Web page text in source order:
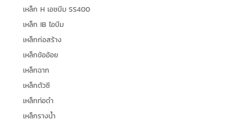
เหล็ก H เอชบีม SS400
เหล็ก IB ไอบีม
เหล็กก่อสร้าง
เหล็กข้ออ้อย
เหล็กฉาก
เหล็กตัวซี
เหล็กท่อดำ
เหล็กรางน้ำ